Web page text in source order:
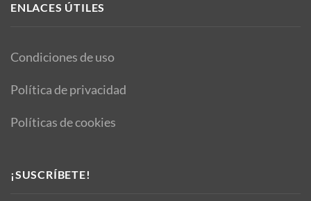
ENLACES ÚTILES
Condiciones de uso
Política de privacidad
Políticas de cookies
¡SUSCRÍBETE!